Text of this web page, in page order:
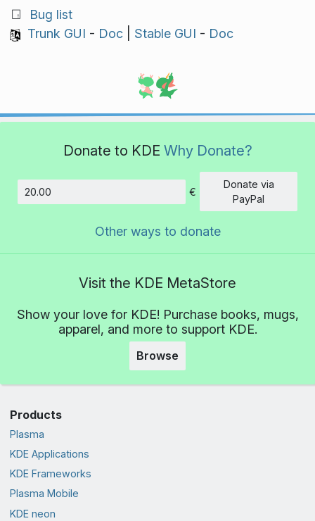
Bug list
Trunk GUI - Doc| Stable GUI - Doc
Donate to KDE Why Donate?
Amount
€
Donate via
PayPal
Other ways to donate
Visit the KDE MetaStore
Show your love for KDE! Purchase books, mugs,
apparel, and more to support KDE.
Browse
Products
Plasma
KDE Applications
KDE Frameworks
Plasma Mobile
KDE neon